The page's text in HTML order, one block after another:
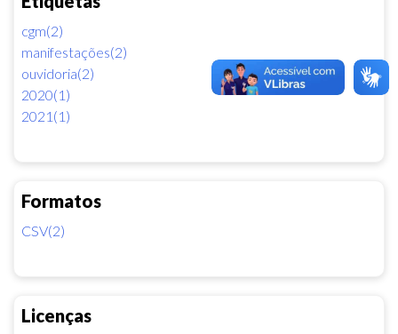
cgm(2)
manifestações(2)
ouvidoria(2)
2020(1)
2021(1)
Formatos
CSV(2)
Licenças